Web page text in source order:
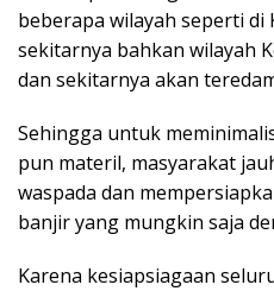
beberapa wilayah seperti di
sekitarnya bahkan wilayah
dan sekitarnya akan
Sehingga untuk
pun materil, masyarakat
waspada dan
banjir yang mungkin saja
Karena kesiapsiagaan